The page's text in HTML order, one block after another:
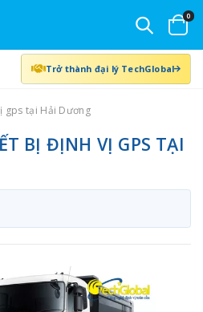
0
Trở thành đại lý TechGlobal
gps tại Hải Dương
BỊ ĐỊNH VỊ GPS TẠI